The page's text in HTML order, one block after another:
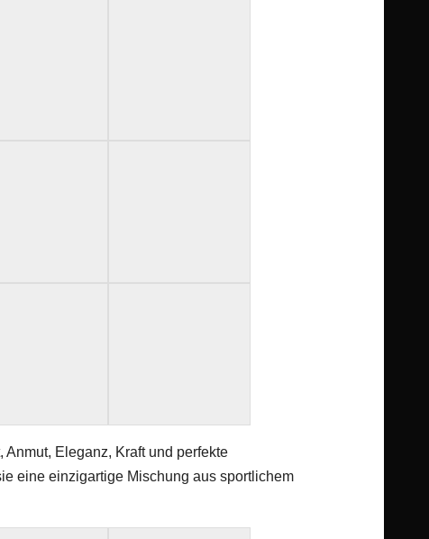
Eleganz, Kraft und perfekte
eine einzigartige Mischung aus sportlichem